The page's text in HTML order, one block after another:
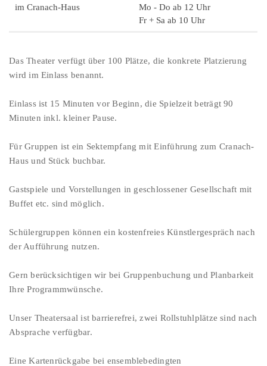
im Cranach-Haus
Mo - Do ab 12 Uhr
Fr + Sa ab 10 Uhr
Das Theater verfügt über 100 Plätze, die konkrete Platzierung
wird im Einlass benannt.
Einlass ist 15 Minuten vor Beginn, die Spielzeit beträgt 90
Minuten inkl. kleiner Pause.
Für Gruppen ist ein Sektempfang mit Einführung zum Cranach-
Haus und Stück buchbar.
Gastspiele und Vorstellungen in geschlossener Gesellschaft mit
Buffet etc. sind möglich.
Schülergruppen können ein kostenfreies Künstlergespräch nach
der Aufführung nutzen.
Gern berücksichtigen wir bei Gruppenbuchung und Planbarkeit
Ihre Programmwünsche.
Unser Theatersaal ist barrierefrei, zwei Rollstuhlplätze sind nach
Absprache verfügbar.
Eine Kartenrückgabe bei ensemblebedingten